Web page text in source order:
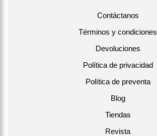
Contáctanos
Términos y condiciones
Devoluciones
Política de privacidad
Política de preventa
Blog
Tiendas
Revista